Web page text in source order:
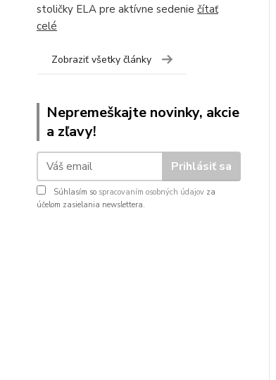
stoličky ELA pre aktívne sedenie čítať
celé
Zobraziť všetky články
Nepremeškajte novinky, akcie
a zľavy!
Prihlásiť sa
Súhlasím so spracovaním osobných údajov za
účelom zasielania newslettera.